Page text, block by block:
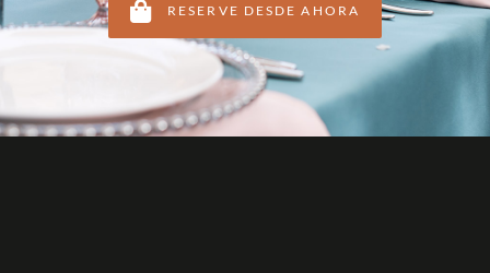
RESERVE DESDE AHORA